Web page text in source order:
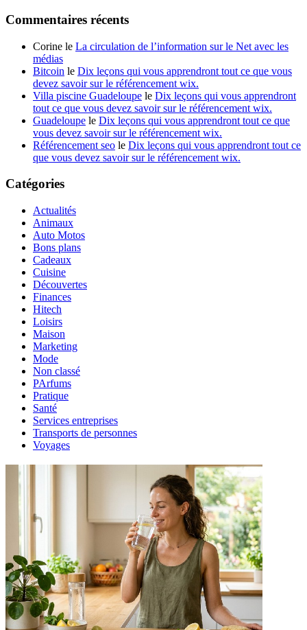
Commentaires récents
Corine le La circulation de l’information sur le Net avec les
médias
Bitcoin le Dix leçons qui vous apprendront tout ce que vous
devez savoir sur le référencement wix.
Villa piscine Guadeloupe le Dix leçons qui vous apprendront
tout ce que vous devez savoir sur le référencement wix.
Guadeloupe le Dix leçons qui vous apprendront tout ce que
vous devez savoir sur le référencement wix.
Référencement seo le Dix leçons qui vous apprendront tout ce
que vous devez savoir sur le référencement wix.
Catégories
Actualités
Animaux
Auto Motos
Bons plans
Cadeaux
Cuisine
Découvertes
Finances
Hitech
Loisirs
Maison
Marketing
Mode
Non classé
PArfums
Pratique
Santé
Services entreprises
Transports de personnes
Voyages